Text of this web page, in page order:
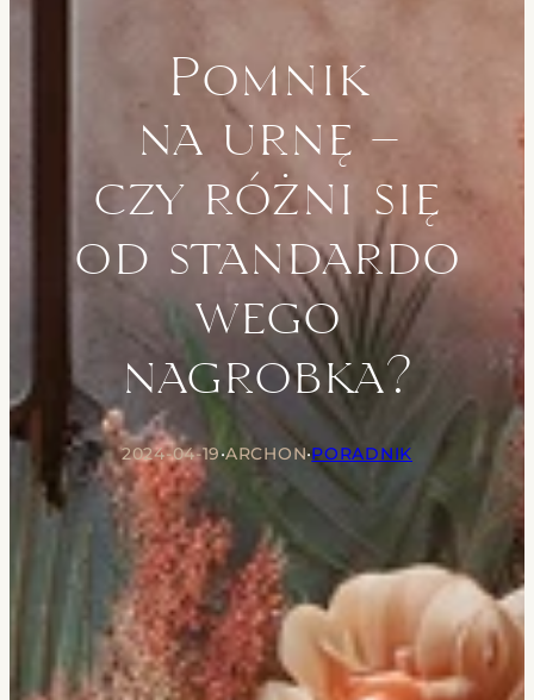
Pomnik
na urnę –
czy różni się
od standardo
wego
nagrobka?
2024-04-19•ARCHON•PORADNIK